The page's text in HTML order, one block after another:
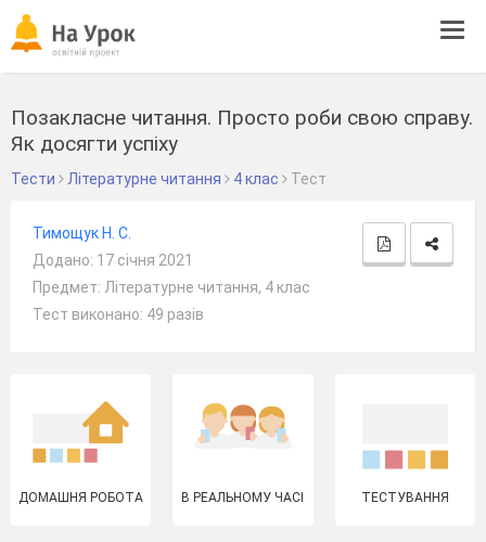
Позакласне читання. Просто роби свою справу.
Як досягти успіху
Тести Літературне читання 4 клас Тест
Тимощук Н. С.
Додано: 17 січня 2021
Предмет: Літературне читання, 4 клас
Тест виконано: 49 разів
ДОМАШНЯ РОБОТА В РЕАЛЬНОМУ ЧАСІ ТЕСТУВАННЯ